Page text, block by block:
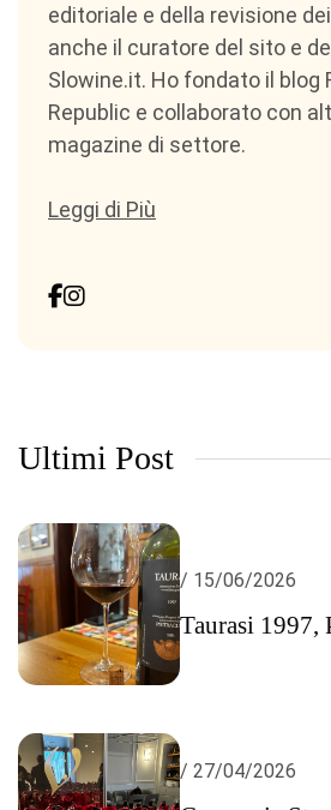
editoriale e della revisione
anche il curatore del sito e
Slowine.it. Ho fondato il blog
Republic e collaborato con
magazine di settore.
Leggi di Più
Ultimi Post
/ 15/06/2026
Taurasi 1997,
/ 27/04/2026